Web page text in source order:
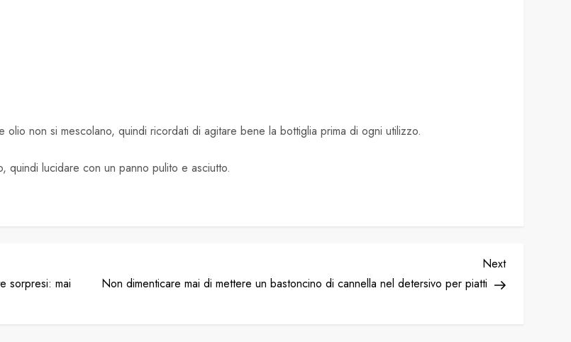
non si mescolano, quindi ricordati di agitare bene la bottiglia prima di ogni utilizzo.
quindi lucidare con un panno pulito e asciutto.
sorpresi: mai
Next
Post
Next
Non dimenticare mai di mettere un bastoncino di cannella nel detersivo per piatti